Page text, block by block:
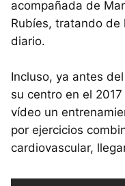
acompañada de
Rubíes, tratando
diario.
Incluso, ya antes
su centro en el
vídeo un
por ejercicios
cardiovascular,